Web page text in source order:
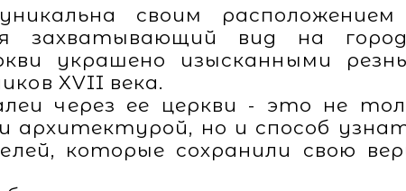
своим
захватывающий вид на
украшено изысканными
XVII века.
через ее церкви - это не
архитектурой, но и способ
которые сохранили свою